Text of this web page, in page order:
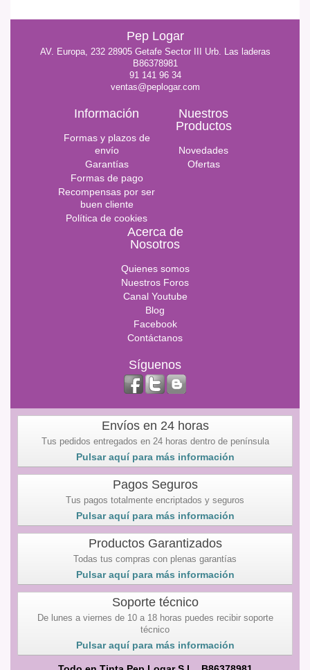
Pep Logar
AV. Europa, 232 28905 Getafe Sector III Urb. Las laderas
B86378981
91 141 96 34
ventas@peplogar.com
Información
Formas y plazos de
envío
Garantías
Formas de pago
Recompensas por ser
buen cliente
Política de cookies
Nuestros
Productos
Novedades
Ofertas
Acerca de
Nosotros
Quienes somos
Nuestros Foros
Canal Youtube
Blog
Facebook
Contáctanos
Síguenos
Envíos en 24 horas
Tus pedidos entregados en 24 horas dentro de península
Pulsar aquí para más información
Pagos Seguros
Tus pagos totalmente encriptados y seguros
Pulsar aquí para más información
Productos Garantizados
Todas tus compras con plenas garantías
Pulsar aquí para más información
Soporte técnico
De lunes a viernes de 10 a 18 horas puedes recibir soporte
técnico
Pulsar aquí para más información